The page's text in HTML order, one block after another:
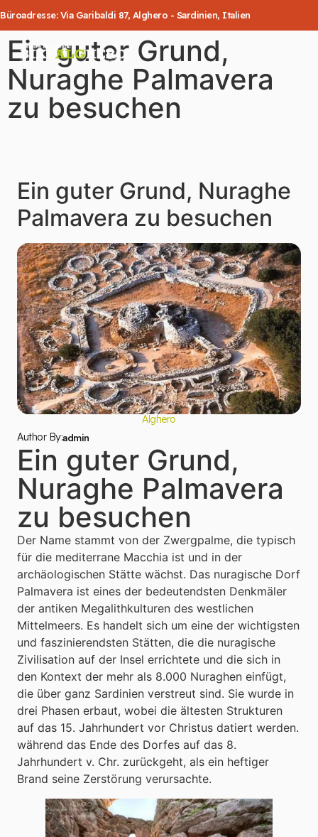
Büroadresse: Via Garibaldi 87, Alghero - Sardinien, Italien
Ein guter Grund,
Nuraghe Palmavera
zu besuchen
Ein guter Grund, Nuraghe
Palmavera zu besuchen
Alghero
Author By:admin
Ein guter Grund,
Nuraghe Palmavera
zu besuchen
Der Name stammt von der Zwergpalme, die typisch
für die mediterrane Macchia ist und in der
archäologischen Stätte wächst. Das nuragische Dorf
Palmavera ist eines der bedeutendsten Denkmäler
der antiken Megalithkulturen des westlichen
Mittelmeers. Es handelt sich um eine der wichtigsten
und faszinierendsten Stätten, die die nuragische
Zivilisation auf der Insel errichtete und die sich in
den Kontext der mehr als 8.000 Nuraghen einfügt,
die über ganz Sardinien verstreut sind. Sie wurde in
drei Phasen erbaut, wobei die ältesten Strukturen
auf das 15. Jahrhundert vor Christus datiert werden.
während das Ende des Dorfes auf das 8.
Jahrhundert v. Chr. zurückgeht, als ein heftiger
Brand seine Zerstörung verursachte.